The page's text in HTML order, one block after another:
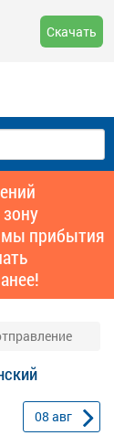
Скачать
прибытия
08 авг